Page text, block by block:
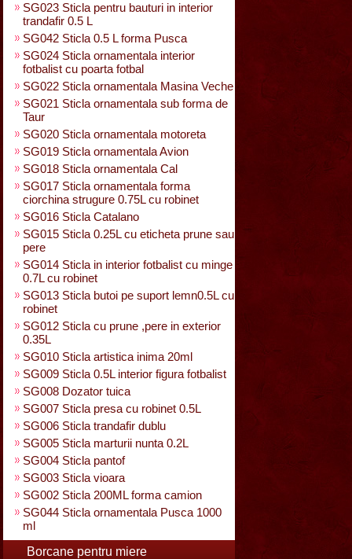
SG023 Sticla pentru bauturi in interior
trandafir 0.5 L
SG042 Sticla 0.5 L forma Pusca
SG024 Sticla ornamentala interior
fotbalist cu poarta fotbal
SG022 Sticla ornamentala Masina Veche
SG021 Sticla ornamentala sub forma de
Taur
SG020 Sticla ornamentala motoreta
SG019 Sticla ornamentala Avion
SG018 Sticla ornamentala Cal
SG017 Sticla ornamentala forma
ciorchina strugure 0.75L cu robinet
SG016 Sticla Catalano
SG015 Sticla 0.25L cu eticheta prune sau
pere
SG014 Sticla in interior fotbalist cu minge
0.7L cu robinet
SG013 Sticla butoi pe suport lemn0.5L cu
robinet
SG012 Sticla cu prune ,pere in exterior
0.35L
SG010 Sticla artistica inima 20ml
SG009 Sticla 0.5L interior figura fotbalist
SG008 Dozator tuica
SG007 Sticla presa cu robinet 0.5L
SG006 Sticla trandafir dublu
SG005 Sticla marturii nunta 0.2L
SG004 Sticla pantof
SG003 Sticla vioara
SG002 Sticla 200ML forma camion
SG044 Sticla ornamentala Pusca 1000
ml
Borcane pentru miere